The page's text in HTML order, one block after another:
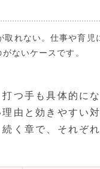
取れない。仕事や育児
ないケースです。
つ手も具体的に
由と効きやすい
く章で、それぞ